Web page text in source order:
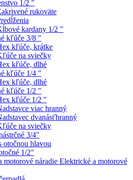
1/2 "
rukoväte
kardany 1/2 "
kľúče 3/8 "
kľúče, krátke
na sviečky
kľúče, dlhé
kľúče 1/4 "
kľúče, dlhé
kľúče 1/2 "
kľúče 1/2 "
viac hranný
dvanásťhranný
na sviečky
3/4"
otočnou hlavou
1/2"
Elektrické a motorové